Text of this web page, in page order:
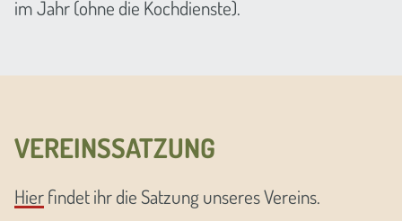
im Jahr (ohne die Kochdienste).
VEREINSSATZUNG
Hierfindet ihr die Satzung unseres Vereins.